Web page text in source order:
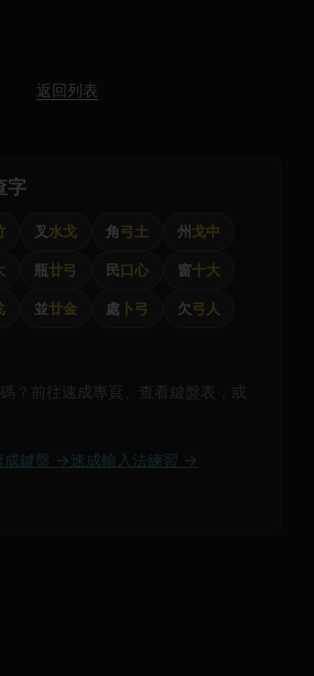
返回列表
字
叉 水戈 角弓土 州 戈中
瓶廿弓 民口心 窗十大
並廿金 處 卜弓 欠弓人
？前往速成專頁、查看鍵盤表，或
成鍵盤 → 速成輸入法練習 →